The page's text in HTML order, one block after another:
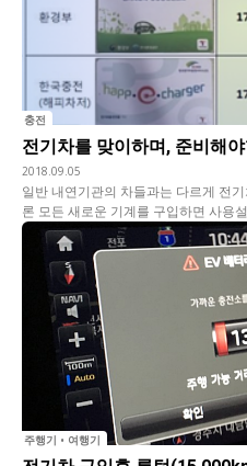
충전
전기차를 맞이하며, 준비해
2018.09.05
일반 내연기관의 차들과는 다르게 전
론 모든 새로운 기계를 구입하면 사용
주행기 • 여행기